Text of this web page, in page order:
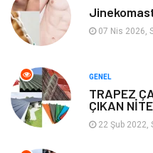
Bebek Giyim
07 Nis 2026,
GENEL
TRAPEZ
ÇIKAN
22 Şub 2022,